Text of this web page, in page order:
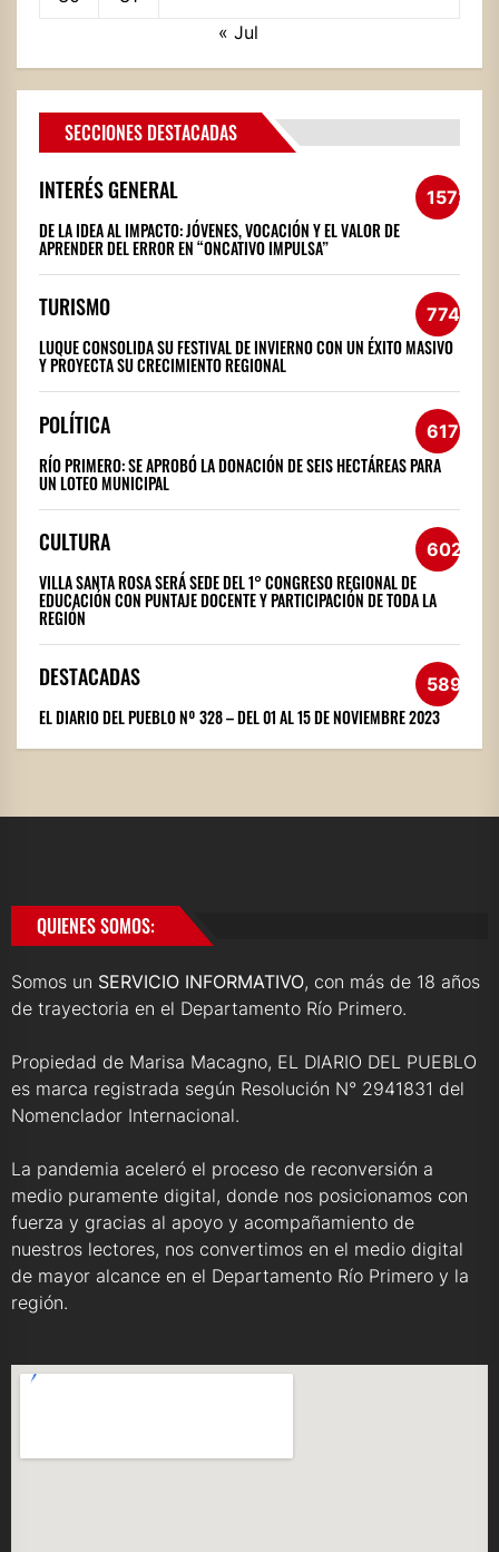
« Jul
SECCIONES DESTACADAS
INTERÉS GENERAL 1572
DE LA IDEA AL IMPACTO: JÓVENES, VOCACIÓN Y EL VALOR DE
APRENDER DEL ERROR EN “ONCATIVO IMPULSA”
TURISMO 774
LUQUE CONSOLIDA SU FESTIVAL DE INVIERNO CON UN ÉXITO MASIVO
Y PROYECTA SU CRECIMIENTO REGIONAL
POLÍTICA 617
RÍO PRIMERO: SE APROBÓ LA DONACIÓN DE SEIS HECTÁREAS PARA
UN LOTEO MUNICIPAL
CULTURA 602
VILLA SANTA ROSA SERÁ SEDE DEL 1° CONGRESO REGIONAL DE
EDUCACIÓN CON PUNTAJE DOCENTE Y PARTICIPACIÓN DE TODA LA
REGIÓN
DESTACADAS 589
EL DIARIO DEL PUEBLO Nº 328 – DEL 01 AL 15 DE NOVIEMBRE 2023
QUIENES SOMOS:
Somos un SERVICIO INFORMATIVO, con más de 18 años
de trayectoria en el Departamento Río Primero.
Propiedad de Marisa Macagno, EL DIARIO DEL PUEBLO
es marca registrada según Resolución N° 2941831 del
Nomenclador Internacional.
La pandemia aceleró el proceso de reconversión a
medio puramente digital, donde nos posicionamos con
fuerza y gracias al apoyo y acompañamiento de
nuestros lectores, nos convertimos en el medio digital
de mayor alcance en el Departamento Río Primero y la
región.